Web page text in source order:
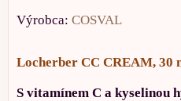
Výrobca: COSVAL
Locherber CC CREAM, 30
S vitamínem C a kyselinou